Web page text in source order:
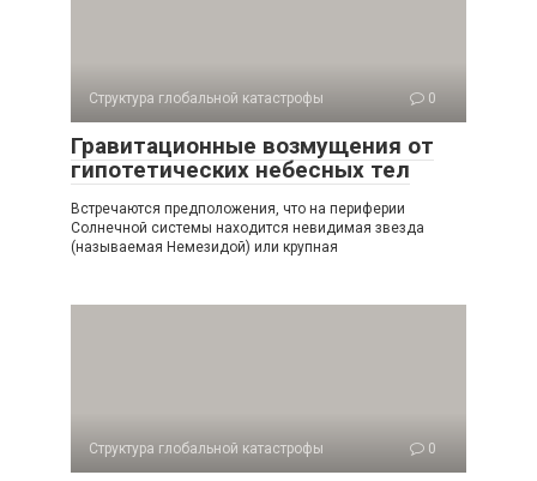
Структура глобальной катастрофы 0
Гравитационные возмущения от
гипотетических небесных тел
Встречаются предположения, что на периферии
Солнечной системы находится невидимая звезда
(называемая Немезидой) или крупная
Структура глобальной катастрофы 0